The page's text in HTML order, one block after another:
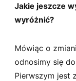
Jakie jeszcze
wyróżnić?
Mówiąc o
odnosimy się
Pierwszym jest